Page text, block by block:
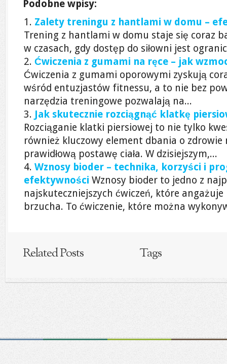
Podobne wpisy:
Zalety treningu z hantlami w domu –
Trening z hantlami w domu staje się coraz
w czasach, gdy dostęp do siłowni jest
Ćwiczenia z gumami na ręce – jak
Ćwiczenia z gumami oporowymi zyskują
wśród entuzjastów fitnessu, a to nie bez
narzędzia treningowe pozwalają na...
Jak skutecznie rozciągnąć klatkę
Rozciąganie klatki piersiowej to nie tylko
również kluczowy element dbania o
prawidłową postawę ciała. W dzisiejszym,...
Wznosy bioder – technika, korzyści i
efektywności Wznosy bioder to jedno z
najskuteczniejszych ćwiczeń, które
brzucha. To ćwiczenie, które można
Related Posts Tags